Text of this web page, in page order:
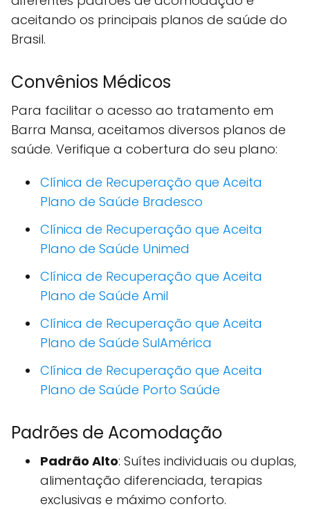
aceitando os principais planos de saúde do
Brasil.
Convênios Médicos
Para facilitar o acesso ao tratamento em
Barra Mansa, aceitamos diversos planos de
saúde. Verifique a cobertura do seu plano:
Clínica de Recuperação que Aceita
Plano de Saúde Bradesco
Clínica de Recuperação que Aceita
Plano de Saúde Unimed
Clínica de Recuperação que Aceita
Plano de Saúde Amil
Clínica de Recuperação que Aceita
Plano de Saúde SulAmérica
Clínica de Recuperação que Aceita
Plano de Saúde Porto Saúde
Padrões de Acomodação
Padrão Alto: Suítes individuais ou duplas,
alimentação diferenciada, terapias
exclusivas e máximo conforto.